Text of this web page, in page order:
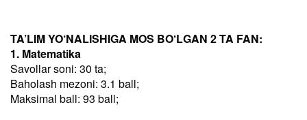
TA’LIM YO‘NALISHIGA MOS BO‘LGAN 2 TA FAN:
1. Matematika
Savollar soni: 30 ta;
Baholash mezoni: 3.1 ball;
Maksimal ball: 93 ball;